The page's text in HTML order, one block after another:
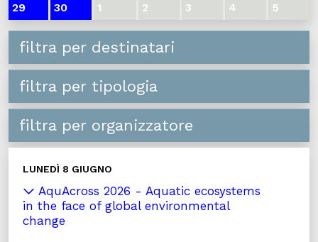
29
30 1 2 3 4 5
filtra per destinatari
filtra per tipologia
filtra per organizzatore
LUNEDÌ 8 GIUGNO
AquAcross 2026 - Aquatic ecosystems
in the face of global environmental
change